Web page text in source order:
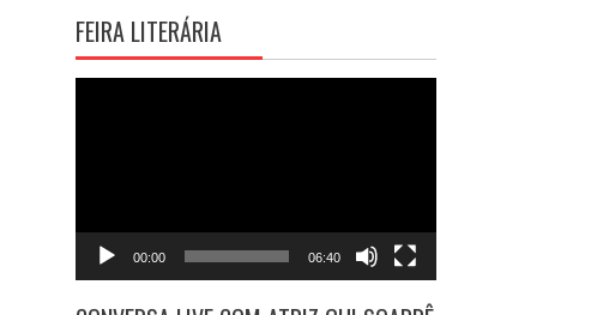
FEIRA LITERÁRIA
00:00 06:40